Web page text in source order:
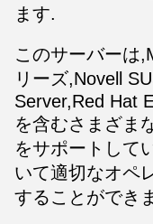
ます.
このサーバーは
リーズ,Novell
Server,Red Hat
を含むさまざま
をサポートして
いて適切なオペ
することができ